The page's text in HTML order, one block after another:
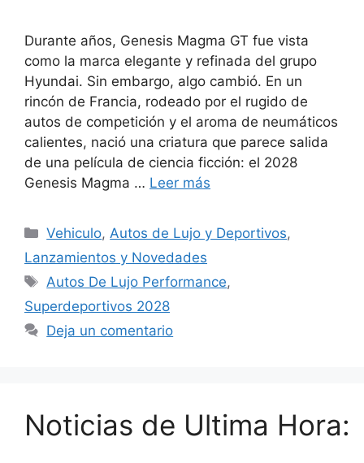
Durante años, Genesis Magma GT fue vista
como la marca elegante y refinada del grupo
Hyundai. Sin embargo, algo cambió. En un
rincón de Francia, rodeado por el rugido de
autos de competición y el aroma de neumáticos
calientes, nació una criatura que parece salida
de una película de ciencia ficción: el 2028
Genesis Magma … Leer más
Categorías
Vehiculo,Autos de Lujo y Deportivos,
Lanzamientos y Novedades
Etiquetas
Autos De Lujo Performance,
Superdeportivos 2028
Deja un comentario
Noticias de Ultima Hora: